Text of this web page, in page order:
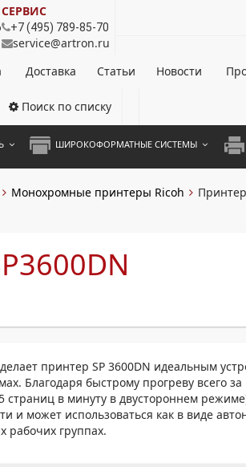
СЕРВИС
+7 (495) 789-85-70
service@artron.ru
Доставка Статьи Новости
Поиск по списку
ШИРОКОФОРМАТНЫЕ СИСТЕМЫ
Монохромные принтеры Ricoh
принтер SP 3600DN идеальным
Благодаря быстрому прогреву всего за
страниц в минуту в двустороннем
и может использоваться как в виде
рабочих группах.